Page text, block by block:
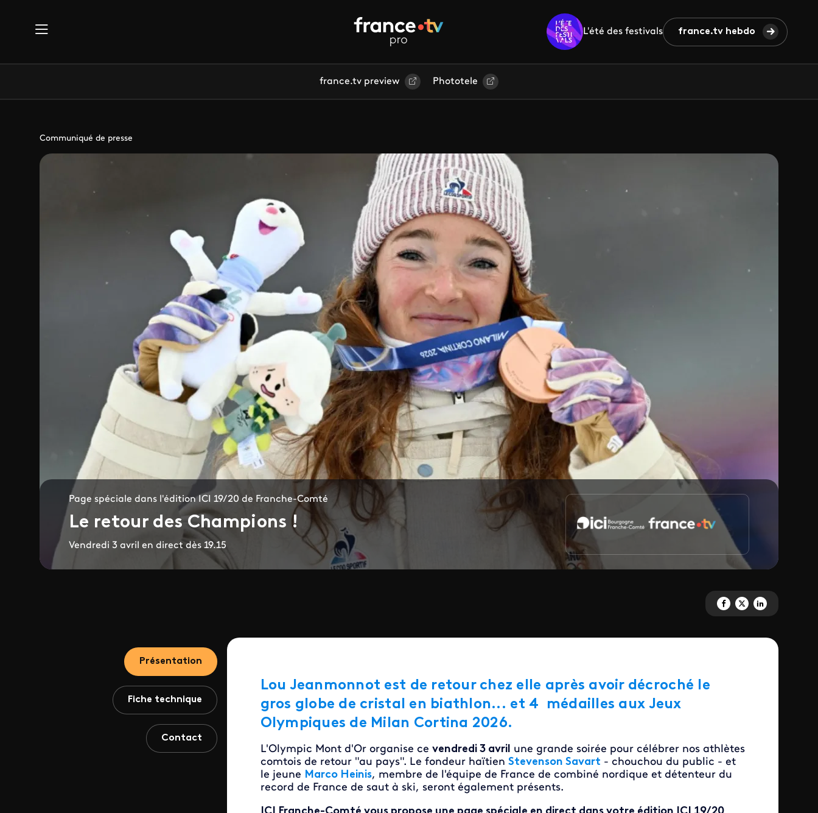
L'été des festivals france.tv hebdo
france.tv preview Phototele
Communiqué de presse
Page spéciale dans l'édition ICI 19/20 de Franche-Comté
Le retour des Champions !
Vendredi 3 avril en direct dès 19.15
Partagez 'Le retour des
Partagez 'Le retour des
Partagez 'Le retour
Présentation
Fiche technique
Contact
Lou Jeanmonnot est de retour chez elle après avoir décroché le
gros globe de cristal en biathlon... et 4 médailles aux Jeux
Olympiques de Milan Cortina 2026.
L'Olympic Mont d'Or organise ce vendredi 3 avril une grande soirée pour célébrer nos athlètes
comtois de retour "au pays". Le fondeur haïtien Stevenson Savart - chouchou du public - et
le jeune Marco Heinis, membre de l'équipe de France de combiné nordique et détenteur du
record de France de saut à ski, seront également présents.